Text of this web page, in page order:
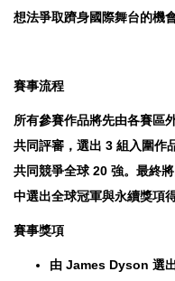
想法爭取躋身國際舞台的機
賽事流程
所有參賽作品將先由各賽區
共同評審，選出 3 組入圍作
共同競爭全球 20 強。最終
中選出全球冠軍與永續獎項得
賽事獎項
由 James Dyson 選